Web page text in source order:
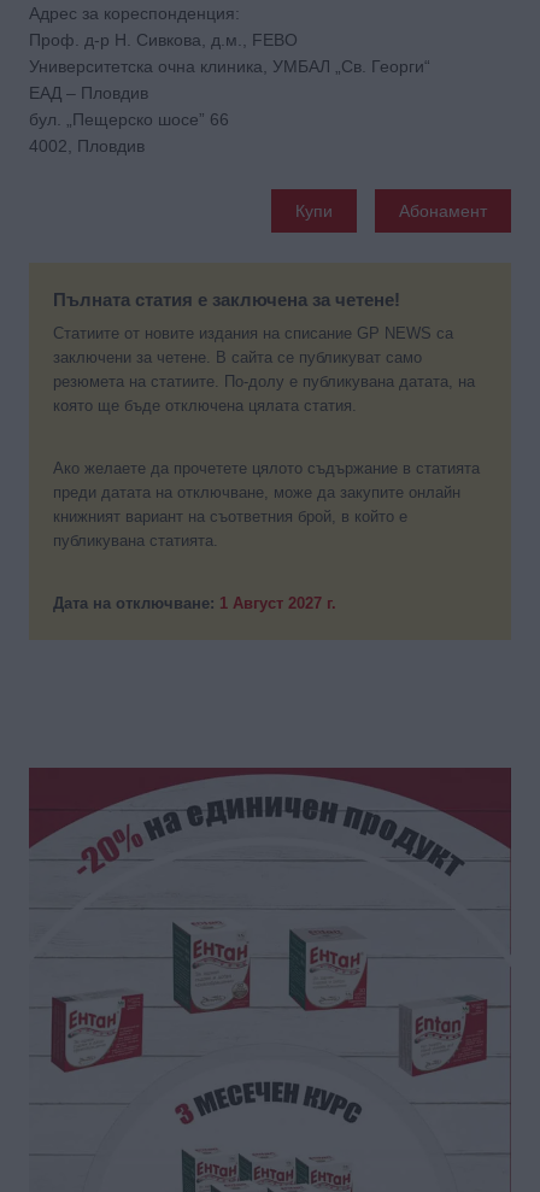
Адрес за кореспонденция:
Проф. д-р Н. Сивкова, д.м., FEBO
Университетска очна клиника, УМБАЛ „Св. Георги“
ЕАД – Пловдив
бул. „Пещерско шосе” 66
4002, Пловдив
Купи Абонамент
Пълната статия е заключена за четене!
Статиите от новите издания на списание GP NEWS са
заключени за четене. В сайта се публикуват само
резюмета на статиите. По-долу е публикувана датата, на
която ще бъде отключена цялата статия.
Ако желаете да прочетете цялото съдържание в статията
преди датата на отключване, може да закупите онлайн
книжният вариант на съответния брой, в който е
публикувана статията.
Дата на отключване: 1 Август 2027 г.